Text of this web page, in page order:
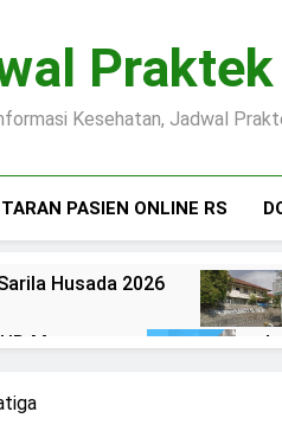
Kesehatan, Jadwal
PASIEN ONLINE RS
Husada 2026
Margono
Husada Wonogiri